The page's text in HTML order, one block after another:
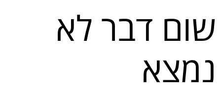
שום דבר לא
נמצא